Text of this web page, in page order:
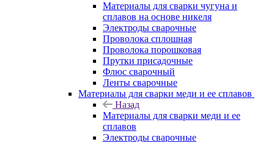
Материалы для сварки чугуна и
сплавов на основе никеля
Электроды сварочные
Проволока сплошная
Проволока порошковая
Прутки присадочные
Флюс сварочный
Ленты сварочные
Материалы для сварки меди и ее сплавов
Назад
Материалы для сварки меди и ее
сплавов
Электроды сварочные